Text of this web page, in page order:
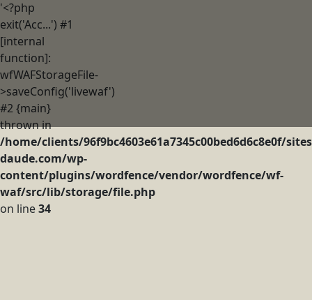
'<?php
exit('Acc...') #1
[internal
function]:
wfWAFStorageFile-
>saveConfig('livewaf')
#2 {main}
thrown in
/home/clients/96f9bc4603e61a7345c00bed6d6c8e0f/
daude.com/wp-
content/plugins/wordfence/vendor/wordfence/wf-
waf/src/lib/storage/file.php
on line34